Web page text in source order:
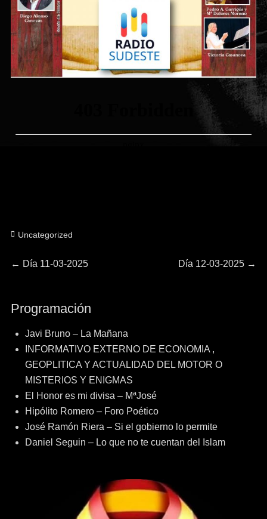
Categorías
Uncategorized
Navegación
entradas
← Entrada
Día 11-03-2025
Entrada
Día 12-03-2025 →
Programación
Javi Bruno – La Mañana
INFORMATIVO EXTERNO DE ECONOMIA ,
GEOPLITICA Y ACTUALIDAD DEL MOTOR O
MISTERIOS Y ENIGMAS
El Honor es mi divisa – MªJosé
Hipólito Romero – Foro Poético
José Ramón Riera – Si el gobierno lo permite
Daniel Seguin – Lo que no te cuentan del Islam